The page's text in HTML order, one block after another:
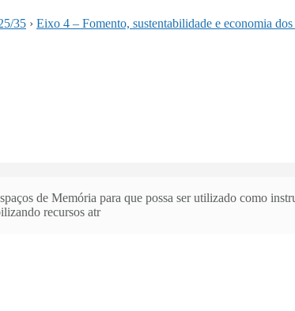
35 › Eixo 4 – Fomento, sustentabilidade e economia dos
de Memória para que possa ser utilizado como
recursos atr